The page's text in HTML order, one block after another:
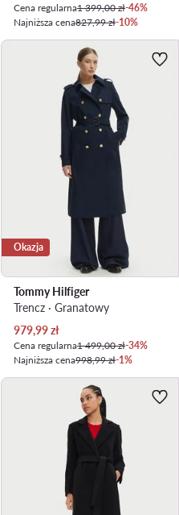
Cena regularna1 399,00 zł-46%
Najniższa cena827,99 zł-10%
Okazja
Tommy Hilfiger
Trencz · Granatowy
Aktualna cena
979,99zł
Cena regularna1 499,00 zł-34%
Najniższa cena998,99 zł-1%